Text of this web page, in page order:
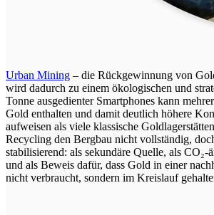
Urban Mining – die Rückgewinnung von
wird dadurch zu einem ökologischen und
Tonne ausgedienter Smartphones kann
Gold enthalten und damit deutlich höhere
aufweisen als viele klassische
Recycling den Bergbau nicht vollständig,
stabilisierend: als sekundäre Quelle, als CO₂-
und als Beweis dafür, dass Gold in einer
nicht verbraucht, sondern im Kreislauf